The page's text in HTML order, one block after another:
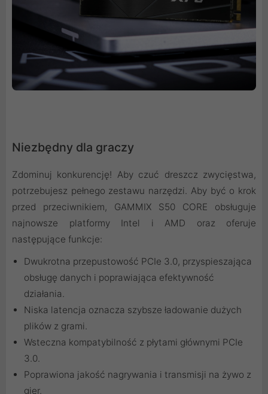
Niezbędny dla graczy
Zdominuj konkurencję! Aby czuć dreszcz zwycięstwa,
potrzebujesz pełnego zestawu narzędzi. Aby być o krok
przed przeciwnikiem, GAMMIX S50 CORE obsługuje
najnowsze platformy Intel i AMD oraz oferuje
następujące funkcje:
Dwukrotna przepustowość PCIe 3.0, przyspieszająca
obsługę danych i poprawiająca efektywność
działania.
Niska latencja oznacza szybsze ładowanie dużych
plików z grami.
Wsteczna kompatybilność z płytami głównymi PCIe
3.0.
Poprawiona jakość nagrywania i transmisji na żywo z
gier.